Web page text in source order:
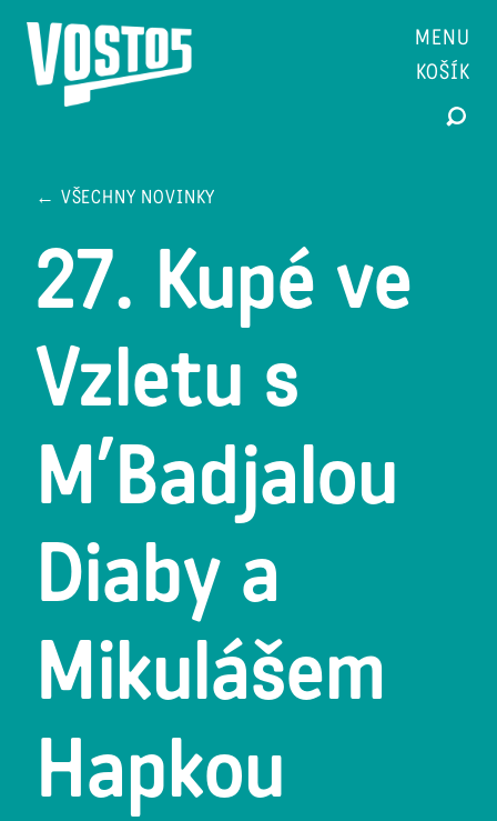
MENU
KOŠÍK
← VŠECHNY NOVINKY
27. Kupé ve
Vzletu s
M’Badjalou
Diaby a
Mikulášem
Hapkou